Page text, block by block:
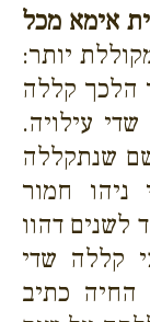
אימא מכל
יותר:
הלכך קללה
עילויה.
שנתקללה
חמור
דהוו
קללה שדי
החיה כתיב